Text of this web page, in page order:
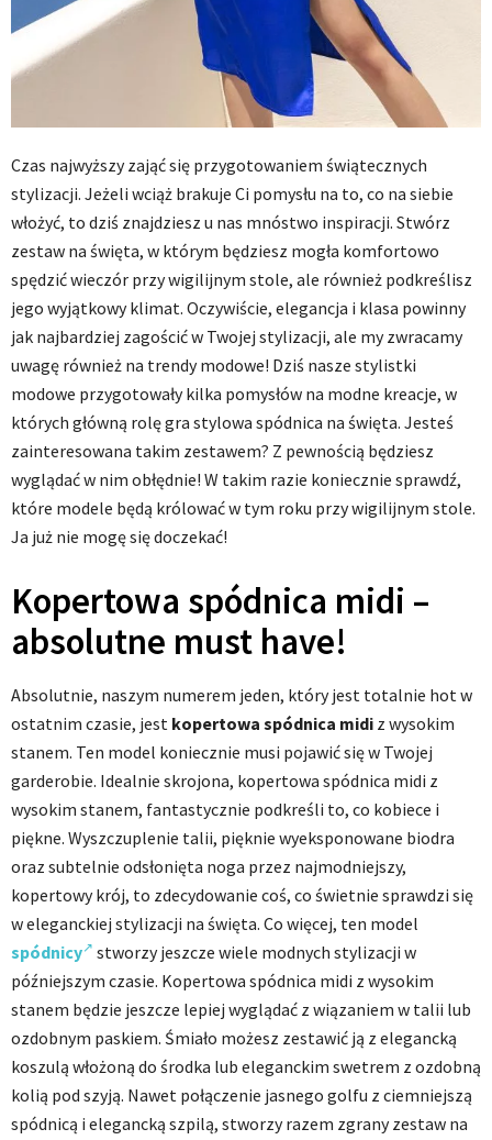
Czas najwyższy zająć się przygotowaniem świątecznych
stylizacji. Jeżeli wciąż brakuje Ci pomysłu na to, co na siebie
włożyć, to dziś znajdziesz u nas mnóstwo inspiracji. Stwórz
zestaw na święta, w którym będziesz mogła komfortowo
spędzić wieczór przy wigilijnym stole, ale również podkreślisz
jego wyjątkowy klimat. Oczywiście, elegancja i klasa powinny
jak najbardziej zagościć w Twojej stylizacji, ale my zwracamy
uwagę również na trendy modowe! Dziś nasze stylistki
modowe przygotowały kilka pomysłów na modne kreacje, w
których główną rolę gra stylowa spódnica na święta. Jesteś
zainteresowana takim zestawem? Z pewnością będziesz
wyglądać w nim obłędnie! W takim razie koniecznie sprawdź,
które modele będą królować w tym roku przy wigilijnym stole.
Ja już nie mogę się doczekać!
Kopertowa spódnica midi –
absolutne must have!
Absolutnie, naszym numerem jeden, który jest totalnie hot w
ostatnim czasie, jest kopertowa spódnica midi z wysokim
stanem. Ten model koniecznie musi pojawić się w Twojej
garderobie. Idealnie skrojona, kopertowa spódnica midi z
wysokim stanem, fantastycznie podkreśli to, co kobiece i
piękne. Wyszczuplenie talii, pięknie wyeksponowane biodra
oraz subtelnie odsłonięta noga przez najmodniejszy,
kopertowy krój, to zdecydowanie coś, co świetnie sprawdzi się
w eleganckiej stylizacji na święta. Co więcej, ten model
spódnicy
stworzy jeszcze wiele modnych stylizacji w
późniejszym czasie. Kopertowa spódnica midi z wysokim
stanem będzie jeszcze lepiej wyglądać z wiązaniem w talii lub
ozdobnym paskiem. Śmiało możesz zestawić ją z elegancką
koszulą włożoną do środka lub eleganckim swetrem z ozdobną
kolią pod szyją. Nawet połączenie jasnego golfu z ciemniejszą
spódnicą i elegancką szpilą, stworzy razem zgrany zestaw na